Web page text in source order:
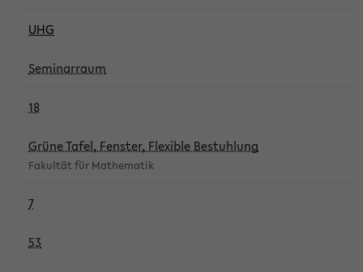
UHG
Seminarraum
18
Grüne Tafel, Fenster, Flexible Bestuhlung
Fakultät für Mathematik
7
53